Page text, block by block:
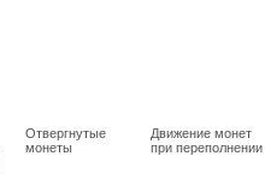
Отвергнутые
монеты
Движение монет
при переполнении